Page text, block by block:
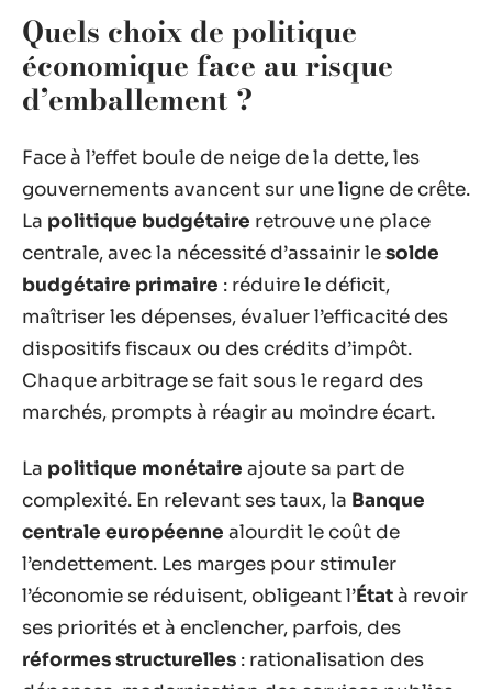
Quels choix de politique
économique face au risque
d’emballement ?
Face à l’effet boule de neige de la dette, les
gouvernements avancent sur une ligne de crête.
La politique budgétaire retrouve une place
centrale, avec la nécessité d’assainir lesolde
budgétaire primaire : réduire le déficit,
maîtriser les dépenses, évaluer l’efficacité des
dispositifs fiscaux ou des crédits d’impôt.
Chaque arbitrage se fait sous le regard des
marchés, prompts à réagir au moindre écart.
La politique monétaire ajoute sa part de
complexité. En relevant ses taux, la Banque
centrale européenne alourdit le coût de
l’endettement. Les marges pour stimuler
l’économie se réduisent, obligeant l’Étatà revoir
ses priorités et à enclencher, parfois, des
réformes structurelles : rationalisation des